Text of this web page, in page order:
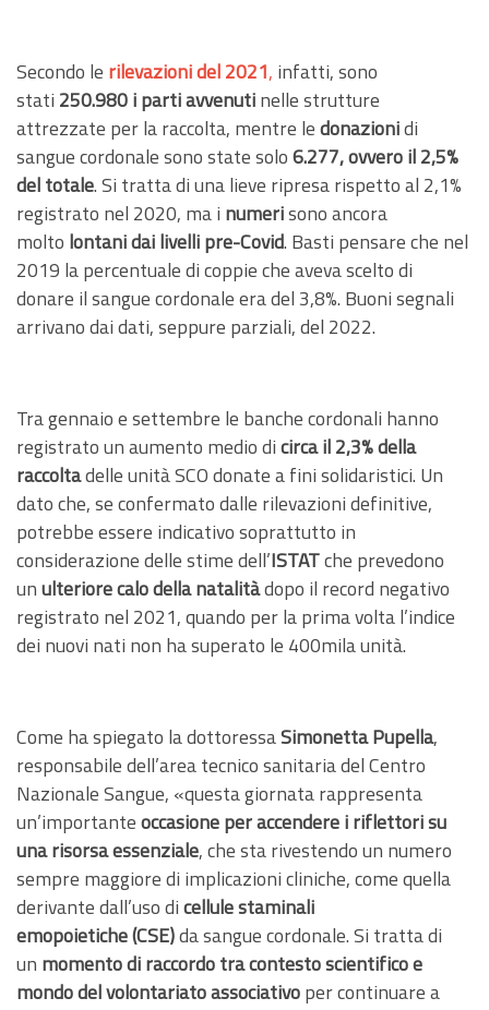
Secondo le rilevazioni del 2021, infatti, sono
stati 250.980 i parti avvenutinelle strutture
attrezzate per la raccolta, mentre ledonazionidi
sangue cordonale sono state solo6.277, ovvero il 2,5%
del totale. Si tratta di una lieve ripresa rispetto al 2,1%
registrato nel 2020, ma i numerisono ancora
molto lontanidailivelli pre-Covid. Basti pensare che nel
2019 la percentuale di coppie che aveva scelto di
donare il sangue cordonale era del 3,8%. Buoni segnali
arrivano dai dati, seppure parziali, del 2022.
Tra gennaio e settembre le banche cordonali hanno
registrato un aumento medio dicirca il 2,3% della
raccoltadelle unità SCO donate a fini solidaristici. Un
dato che, se confermato dalle rilevazioni definitive,
potrebbe essere indicativo soprattutto in
considerazione delle stime dell’ISTATche prevedono
unulteriore calo della natalitàdopo il record negativo
registrato nel 2021, quando per la prima volta l’indice
dei nuovi nati non ha superato le 400mila unità.
Come ha spiegato la dottoressaSimonetta Pupella,
responsabile dell’area tecnico sanitaria del Centro
Nazionale Sangue, «questa giornata rappresenta
un’importanteoccasione per accendere i riflettori su
una risorsa essenziale, che sta rivestendo un numero
sempre maggiore di implicazioni cliniche, come quella
derivante dall’uso dicellule staminali
emopoietiche(CSE)da sangue cordonale. Si tratta di
un momento di raccordo tra contesto scientifico e
mondo del volontariato associativoper continuare a